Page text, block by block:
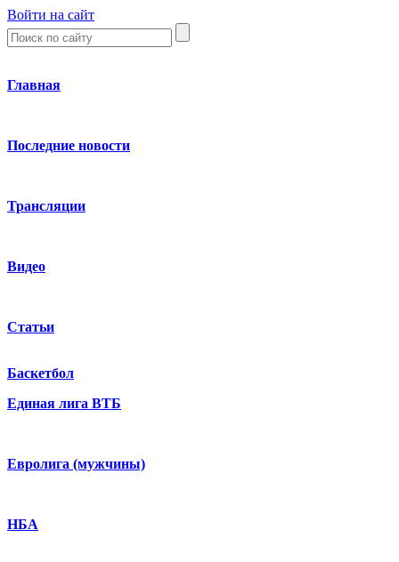
Войти на сайт
Главная
Последние новости
Трансляции
Видео
Статьи
Баскетбол
Единая лига ВТБ
Евролига (мужчины)
НБА